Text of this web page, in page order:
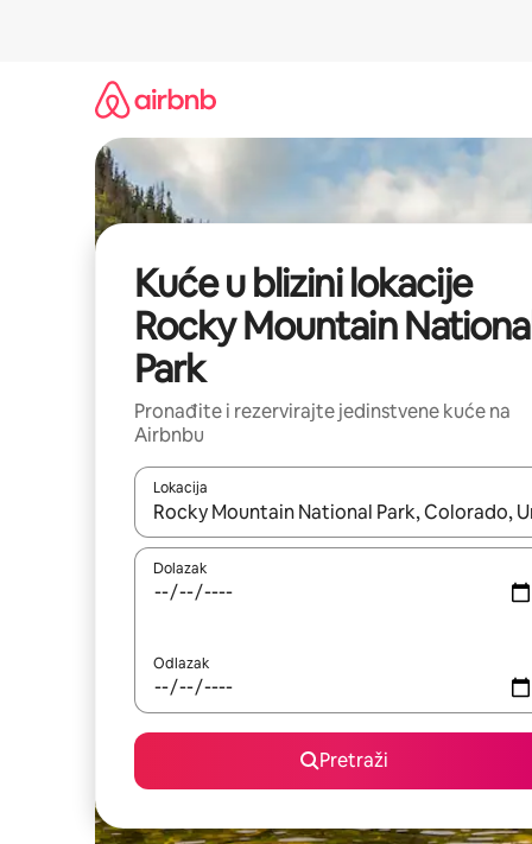
Kuće u blizini lokacije
Rocky Mountain
Park
Pronađite i rezervirajte jedinstvene kuće na
Airbnbu
Lokacija
Kada budu dostupni rezultati, moći ćete ih
Dolazak
Odlazak
Pretraži